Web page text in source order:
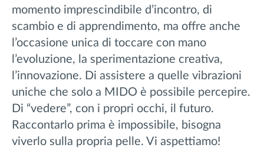
momento imprescindibile d’incontro, di
scambio e di apprendimento, ma offre anche
l’occasione unica di toccare con mano
l’evoluzione, la sperimentazione creativa,
l’innovazione. Di assistere a quelle vibrazioni
uniche che solo a MIDO è possibile percepire.
Di “vedere”, con i propri occhi, il futuro.
Raccontarlo prima è impossibile, bisogna
viverlo sulla propria pelle. Vi aspettiamo!